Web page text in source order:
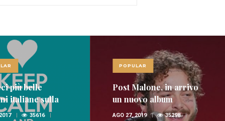
più belle
italiane sulla
35616
POPULAR
Post Malone, in arrivo
un nuovo album
AGO 27, 2019
35298